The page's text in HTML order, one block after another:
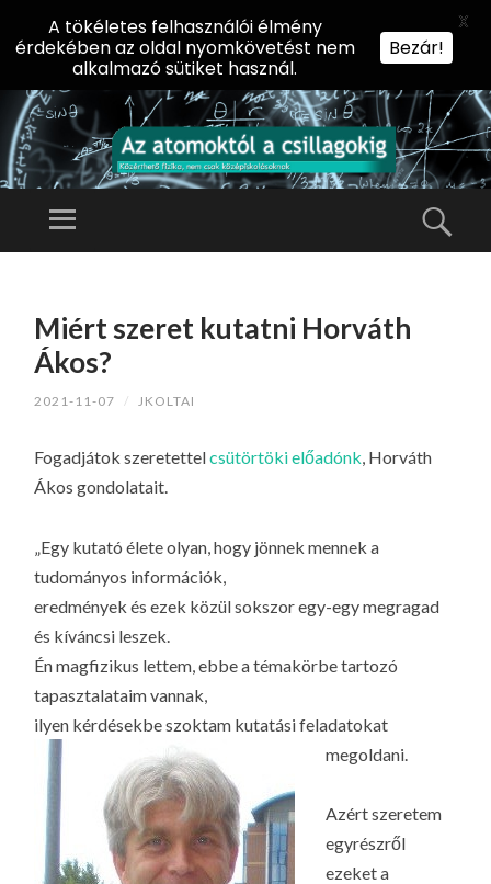
AZ
KT
CS
G
KI
Előadássorozat
Természettudományi
Menü
TARTALOMHOZ
Miért szeret kutatni Horváth
Ákos?
2021-11-07 / JKOLTAI
Fogadjátok szeretettelcsütörtöki előadónk, Horváth
Ákos gondolatait.
„Egy kutató élete olyan, hogy jönnek mennek a
tudományos információk,
eredmények és ezek közül sokszor egy-egy megragad
és kíváncsi leszek.
Én magfizikus lettem, ebbe a témakörbe tartozó
tapasztalataim vannak,
ilyen kérdésekbe szoktam kutatási feladatokat
megoldani.
Azért szeretem
egyrészről
ezeket a
A tökéletes felhasználói élmény
érdekében az oldal nyomkövetést nem
alkalmazó sütiket használ.
Bezár!
X